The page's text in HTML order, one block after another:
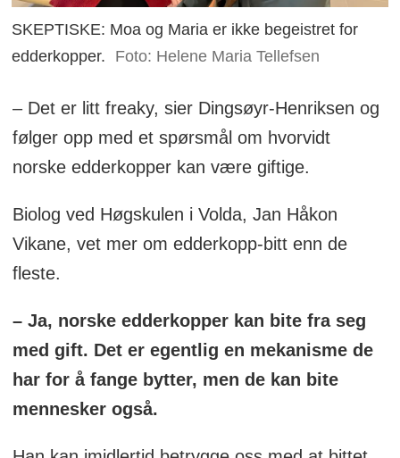
SKEPTISKE: Moa og Maria er ikke begeistret for
edderkopper.
Foto: Helene Maria Tellefsen
– Det er litt freaky, sier Dingsøyr-Henriksen og
følger opp med et spørsmål om hvorvidt
norske edderkopper kan være giftige.
Biolog ved Høgskulen i Volda, Jan Håkon
Vikane, vet mer om edderkopp-bitt enn de
fleste.
– Ja, norske edderkopper kan bite fra seg
med gift. Det er egentlig en mekanisme de
har for å fange bytter, men de kan bite
mennesker også.